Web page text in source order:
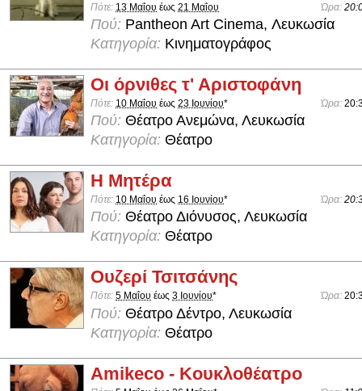
Πότε: 13 Μαΐου έως 21 Μαΐου Ώρα:
Πού: Pantheon Art Cinema, Λευκωσία
Κατηγορία: Κινηματογράφος
Οι όρνιθες τ' Αριστοφάνη
Πότε: 10 Μαΐου έως 23 Ιουνίου* Ώρα:
Πού: Θέατρο Ανεμώνα, Λευκωσία
Κατηγορία: Θέατρο
Η Μητέρα
Πότε: 10 Μαΐου έως 16 Ιουνίου* Ώρα:
Πού: Θέατρο Διόνυσος, Λευκωσία
Κατηγορία: Θέατρο
Ουζερί Τσιτσάνης
Πότε: 5 Μαΐου έως 3 Ιουνίου* Ώρα:
Πού: Θέατρο Δέντρο, Λευκωσία
Κατηγορία: Θέατρο
Amikeco - Κουκλοθέατρο